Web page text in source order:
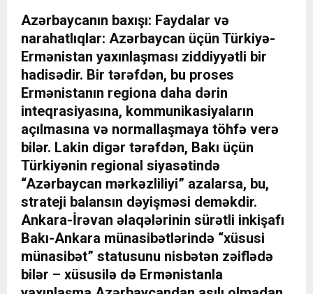
Azərbaycanın baxışı: Faydalar və
narahatlıqlar: Azərbaycan üçün Türkiyə-
Ermənistan yaxınlaşması ziddiyyətli bir
hadisədir. Bir tərəfdən, bu proses
Ermənistanın regiona daha dərin
inteqrasiyasına, kommunikasiyaların
açılmasına və normallaşmaya töhfə verə
bilər. Lakin digər tərəfdən, Bakı üçün
Türkiyənin regional siyasətində
“Azərbaycan mərkəzliliyi” azalarsa, bu,
strateji balansın dəyişməsi deməkdir.
Ankara-İrəvan əlaqələrinin sürətli inkişafı
Bakı-Ankara münasibətlərində “xüsusi
münasibət” statusunu nisbətən zəiflədə
bilər – xüsusilə də Ermənistanla